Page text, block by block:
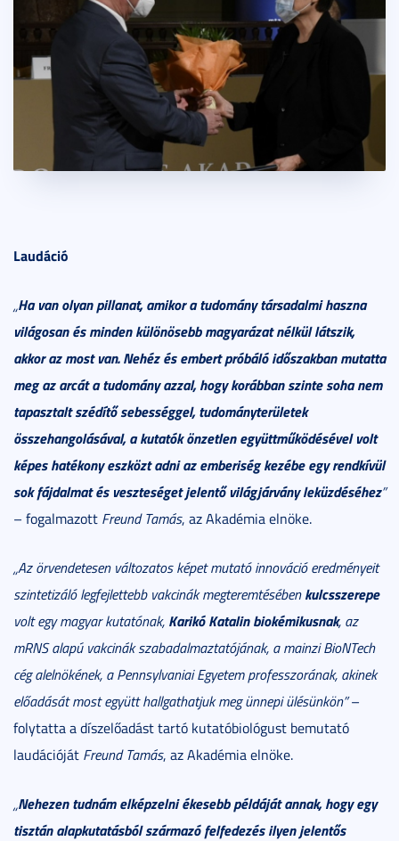
Laudáció
„Ha van olyan pillanat, amikor a tudomány társadalmi haszna
világosan és minden különösebb magyarázat nélkül látszik,
akkor az most van. Nehéz és embert próbáló időszakban mutatta
meg az arcát a tudomány azzal, hogy korábban szinte soha nem
tapasztalt szédítő sebességgel, tudományterületek
összehangolásával, a kutatók önzetlen együttműködésével volt
képes hatékony eszközt adni az emberiség kezébe egy rendkívül
sok fájdalmat és veszteséget jelentő világjárvány leküzdéséhez”
– fogalmazott Freund Tamás, az Akadémia elnöke.
„Az örvendetesen változatos képet mutató innováció eredményeit
szintetizáló legfejlettebb vakcinák megteremtésébenkulcsszerepe
volt egy magyar kutatónak, Karikó Katalin biokémikusnak, az
mRNS alapú vakcinák szabadalmaztatójának, a mainzi BioNTech
cég alelnökének, a Pennsylvaniai Egyetem professzorának, akinek
előadását most együtt hallgathatjuk meg ünnepi ülésünkön”–
folytatta a díszelőadást tartó kutatóbiológust bemutató
laudációját Freund Tamás, az Akadémia elnöke.
„Nehezen tudnám elképzelni ékesebb példáját annak, hogy egy
tisztán alapkutatásból származó felfedezés ilyen jelentős